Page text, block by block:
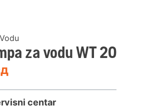
za vodu WT 20
centar